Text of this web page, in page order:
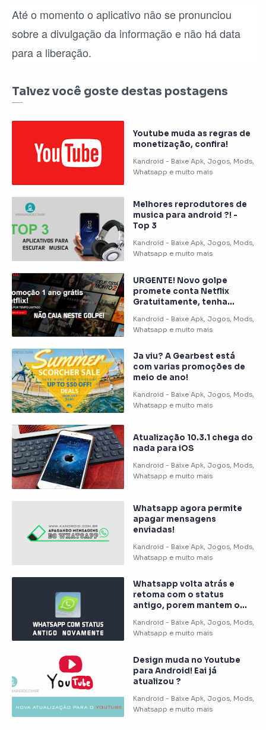
Até o momento o aplicativo não se pronunciou
sobre a divulgação da informação e não há data
para a liberação.
Talvez você goste destas postagens
Youtube muda as regras de
monetização, confira!
Melhores reprodutores de
musica para android ?! -
Top 3
URGENTE! Novo golpe
promete conta Netflix
Gratuitamente, tenha
Ja viu? A Gearbest está
com varias promoções de
meio de ano!
Atualização 10.3.1 chega do
nada para iOS
Whatsapp agora permite
apagar mensagens
enviadas!
Whatsapp volta atrás e
retoma com o status
antigo, porem mantem o
Design muda no Youtube
para Android! Eai já
atualizou ?